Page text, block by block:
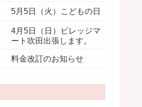
5月5日（火）こどもの日
4月5日（日）ビレッジマ
ート吹田出張します。
料金改訂のお知らせ